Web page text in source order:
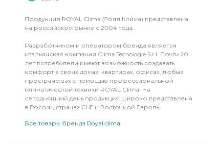
Продукция ROYAL Clima (Ро́ял Кли́ма) представлена
на российском рынке с 2004 года.
Разработчиком и оператором бренда является
итальянская компания Clima Tecnologie S.r.l. Почти 20
лет потребители имеют возможность создавать
комфорт в своих домах, квартирах, офисах, любых
пространствах с помощью профессиональной
климатической техники ROYAL Clima. На
сегодняшний день продукция широко представлена
в России, странах СНГ и Восточной Европы.
Все товары бренда Royal clima